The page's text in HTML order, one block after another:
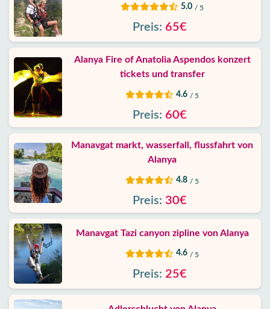
5.0 / 5
Preis: 65€
Alanya Fire of Anatolia Aspendos konzert
tickets und transfer
4.6 / 5
Preis: 60€
Manavgat markt, wasserfall, flussfahrt von
Alanya
4.8 / 5
Preis: 30€
Manavgat Tazi canyon zipline von Alanya
4.6 / 5
Preis: 25€